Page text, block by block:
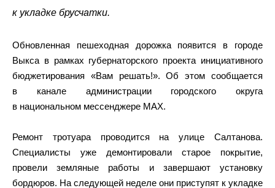
к укладке брусчатки.
Обновленная пешеходная дорожка появится в городе
Выкса в рамках губернаторского проекта инициативного
бюджетирования «Вам решать!». Об этом сообщается
в канале администрации городского округа
в национальном мессенджере MAX.
Ремонт тротуара проводится на улице Салтанова.
Специалисты уже демонтировали старое покрытие,
провели земляные работы и завершают установку
бордюров. На следующей неделе они приступят к укладке